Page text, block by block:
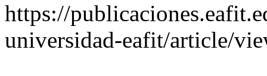
https://
universidad-eafit/article/